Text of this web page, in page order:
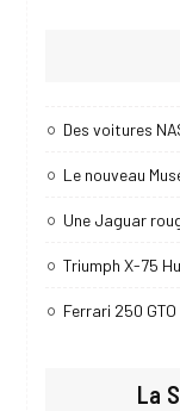
Des voitures
Le nouveau
Une Jaguar
Triumph X-75
Ferrari 250
La